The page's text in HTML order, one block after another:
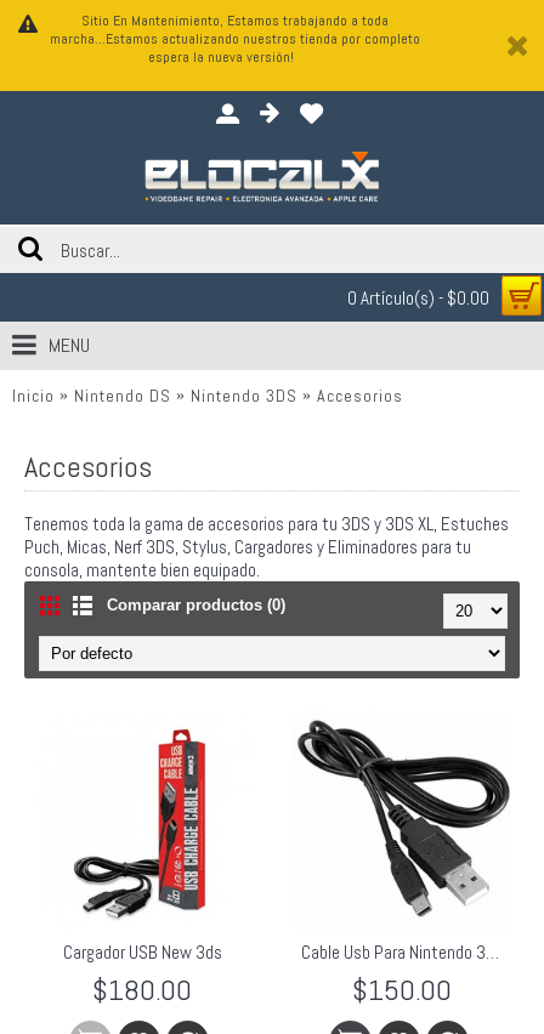
Sitio En Mantenimiento, Estamos trabajando a toda
marcha...Estamos actualizando nuestros tienda por completo
espera la nueva versión!
0 Artículo(s) - $0.00
MENU
Inicio Nintendo DS Nintendo 3DS Accesorios
Accesorios
Tenemos toda la gama de accesorios para tu 3DS y 3DS XL, Estuches
Puch, Micas, Nerf 3DS, Stylus, Cargadores y Eliminadores para tu
consola, mantente bien equipado.
Comparar productos (0)
Cargador USB New 3ds
$180.00
Cable Usb Para Nintendo 3ds & New 3ds
$150.00